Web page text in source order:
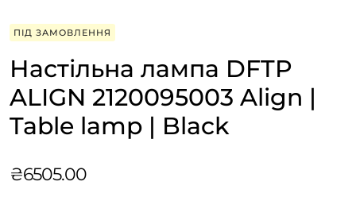
ПІД ЗАМОВЛЕННЯ
Настільна лампа DFTP
ALIGN 2120095003 Align |
Table lamp | Black
₴6505.00